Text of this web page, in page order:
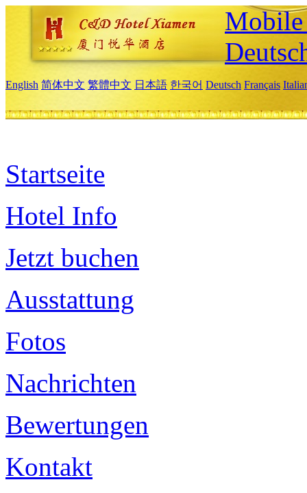
English 简体中文 繁體中文 日本語 한국어 Deutsch Français
Startseite
Hotel Info
Jetzt buchen
Ausstattung
Fotos
Nachrichten
Bewertungen
Kontakt